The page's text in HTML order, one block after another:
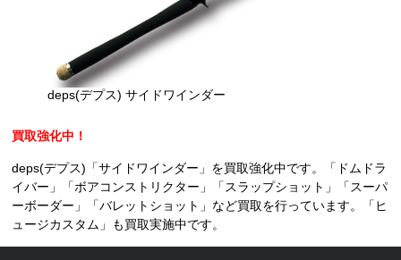
deps(デプス) サイドワインダー
買取強化中！
deps(デプス)「サイドワインダー」を買取強化中です。「ドムドラ
イバー」「ボアコンストリクター」「スラップショット」「スーパ
ーボーダー」「バレットショット」など買取を行っています。「ヒ
ュージカスタム」も買取実施中です。